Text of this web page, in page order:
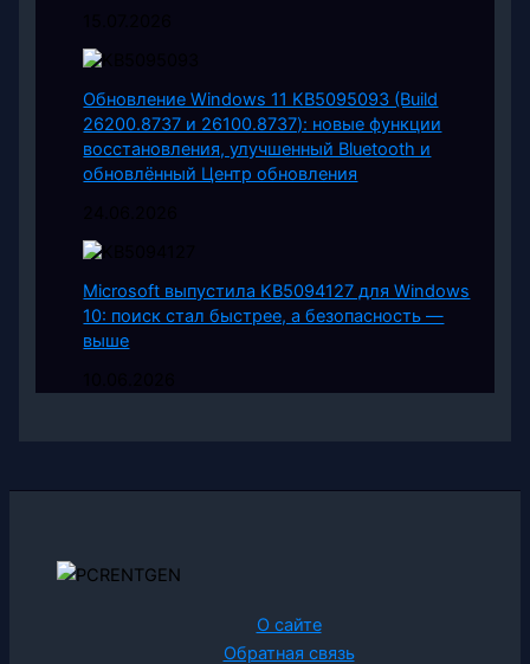
Обновление Windows 11 KB5095093 (Build
26200.8737 и 26100.8737): новые функции
восстановления, улучшенный Bluetooth и
обновлённый Центр обновления
Microsoft выпустила KB5094127 для Windows
10: поиск стал быстрее, а безопасность —
выше
О сайте
Обратная связь